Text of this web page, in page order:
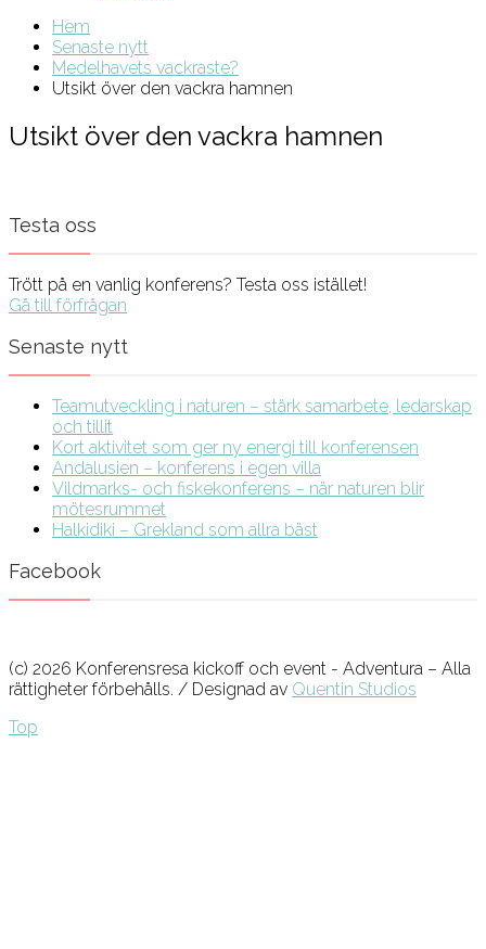
Hem
Senaste nytt
Medelhavets vackraste?
Utsikt över den vackra hamnen
Utsikt över den vackra hamnen
Testa oss
Trött på en vanlig konferens? Testa oss istället!
Gå till förfrågan
Senaste nytt
Teamutveckling i naturen – stärk samarbete, ledarskap
och tillit
Kort aktivitet som ger ny energi till konferensen
Andalusien – konferens i egen villa
Vildmarks- och fiskekonferens – när naturen blir
mötesrummet
Halkidiki – Grekland som allra bäst
Facebook
(c) 2026 Konferensresa kickoff och event - Adventura – Alla
rättigheter förbehålls. / Designad av Quentin Studios
Top